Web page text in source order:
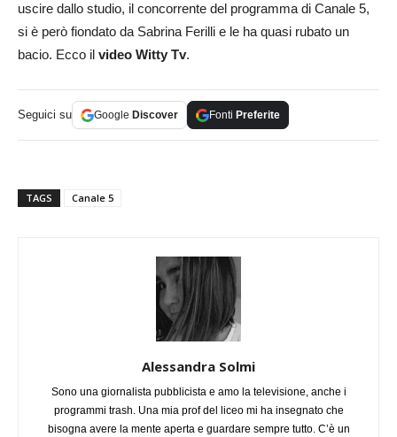
uscire dallo studio, il concorrente del programma di Canale 5,
si è però fiondato da Sabrina Ferilli e le ha quasi rubato un
bacio. Ecco il video Witty Tv.
Seguici su Google Discover Fonti Preferite
TAGS Canale 5
Alessandra Solmi
Sono una giornalista pubblicista e amo la televisione, anche i
programmi trash. Una mia prof del liceo mi ha insegnato che
bisogna avere la mente aperta e guardare sempre tutto. C’è un